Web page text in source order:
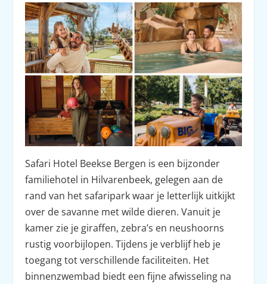
Safari Hotel Beekse Bergen is een bijzonder
familiehotel in Hilvarenbeek, gelegen aan de
rand van het safaripark waar je letterlijk uitkijkt
over de savanne met wilde dieren. Vanuit je
kamer zie je giraffen, zebra’s en neushoorns
rustig voorbijlopen. Tijdens je verblijf heb je
toegang tot verschillende faciliteiten. Het
binnenzwembad biedt een fijne afwisseling na